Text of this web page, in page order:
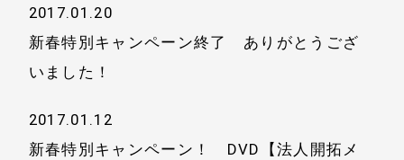
2017.01.20
新春特別キャンペーン終了 ありがとうござ
いました！
2017.01.12
新春特別キャンペーン！ DVD【法人開拓メ